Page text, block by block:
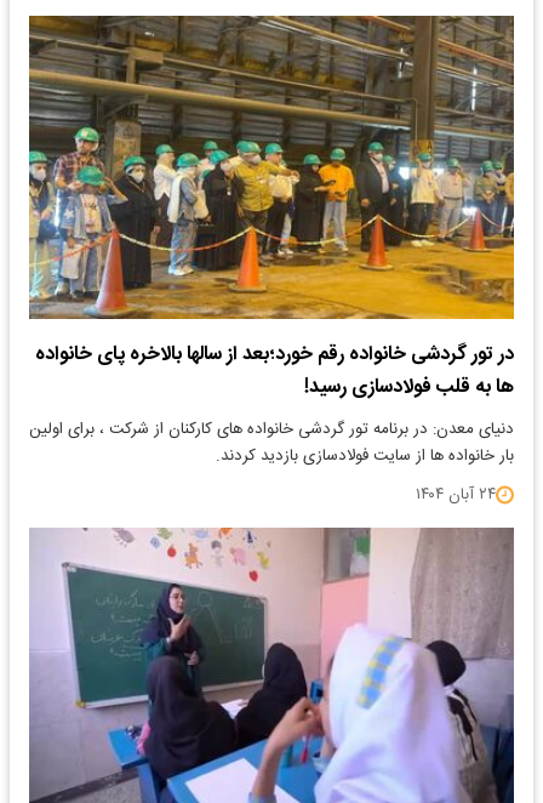
در تور گردشی خانواده رقم خورد؛بعد از سالها بالاخره پای خانواده
ها به قلب فولادسازی رسید!
دنیای معدن: در برنامه تور گردشی خانواده های کارکنان از شرکت ، برای اولین
بار خانواده ها از سایت فولادسازی بازدید کردند.
۲۴ آبان ۱۴۰۴